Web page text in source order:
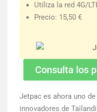
Utiliza la red 4G/
Precio: 15,50 €
Consulta los
Jetpac es ahora uno
innovadores de